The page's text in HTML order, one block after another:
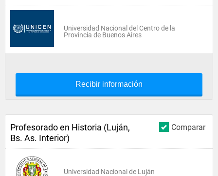
Universidad Nacional del Centro de la
Provincia de Buenos Aires
Recibir información
Comparar
Profesorado en Historia (Luján,
Bs. As. Interior)
Universidad Nacional de Luján